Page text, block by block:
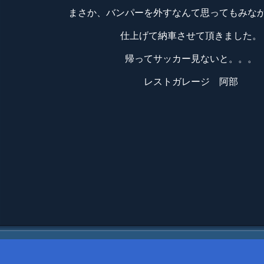
まさか、バンパーを外すなんて思ってもみな
仕上げて納車させて頂きました。
帰ってサッカー見ないと。。。
レストガレージ 阿部